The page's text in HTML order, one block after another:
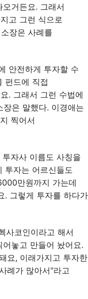
거든요. 그래서
고 그런 식으로
장은 사례를
안전하게 투자할 수
펀드에 직접
. 그래서 그런 수법에
은 말했다. 이경애는
찍어서
자사 이름도 사칭을
투자는 어르신들도
만원까지 가는데
. 그렇게 투자를 하다가
사코인이라고 해서
놓고 만들어 놨어요.
요, 이래가지고 투자한
례가 많아서"라고